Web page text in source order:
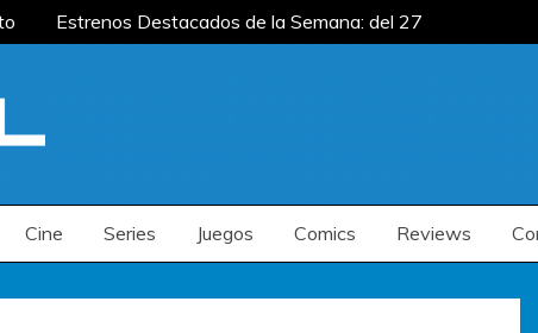
Estrenos Destacados de la Semana: del 27
Cine Series Juegos Comics Reviews